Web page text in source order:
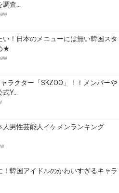
査…
い！日本のメニューには無い韓国スタ
★
ラクター「SKZOO」！！メンバーや
Y…
人男性芸能人イケメンランキング
！韓国アイドルのかわいすぎるキャラ